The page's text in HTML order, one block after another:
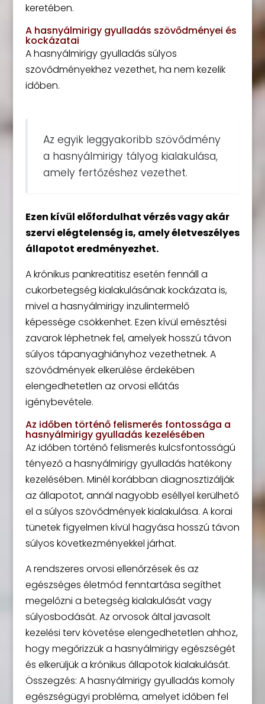
keretében.
A hasnyálmirigy gyulladás szövődményei és
kockázatai
A hasnyálmirigy gyulladás súlyos
szövődményekhez vezethet, ha nem kezelik
időben.
Az egyik leggyakoribb szövődmény
a hasnyálmirigy tályog kialakulása,
amely fertőzéshez vezethet.
Ezen kívül előfordulhat vérzés vagy akár
szervi elégtelenség is, amely életveszélyes
állapotot eredményezhet.
A krónikus pankreatitisz esetén fennáll a
cukorbetegség kialakulásának kockázata is,
mivel a hasnyálmirigy inzulintermelő
képessége csökkenhet. Ezen kívül emésztési
zavarok léphetnek fel, amelyek hosszú távon
súlyos tápanyaghiányhoz vezethetnek. A
szövődmények elkerülése érdekében
elengedhetetlen az orvosi ellátás
igénybevétele.
Az időben történő felismerés fontossága a
hasnyálmirigy gyulladás kezelésében
Az időben történő felismerés kulcsfontosságú
tényező a hasnyálmirigy gyulladás hatékony
kezelésében. Minél korábban diagnosztizálják
az állapotot, annál nagyobb eséllyel kerülhető
el a súlyos szövődmények kialakulása. A korai
tünetek figyelmen kívül hagyása hosszú távon
súlyos következményekkel járhat.
A rendszeres orvosi ellenőrzések és az
egészséges életmód fenntartása segíthet
megelőzni a betegség kialakulását vagy
súlyosbodását. Az orvosok által javasolt
kezelési terv követése elengedhetetlen ahhoz,
hogy megőrizzük a hasnyálmirigy egészségét
és elkerüljük a krónikus állapotok kialakulását.
Összegzés: A hasnyálmirigy gyulladás komoly
egészségügyi probléma, amelyet időben fel